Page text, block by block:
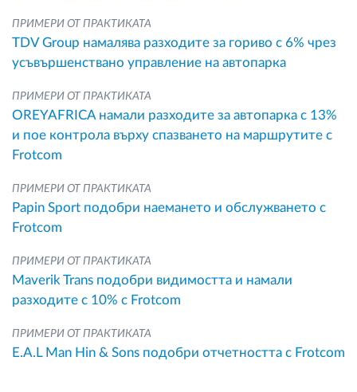
ПРИМЕРИ ОТ ПРАКТИКАТА
TDV Group намалява разходите за гориво с 6% чрез
усъвършенствано управление на автопарка
ПРИМЕРИ ОТ ПРАКТИКАТА
OREYAFRICA намали разходите за автопарка с 13%
и пое контрола върху спазването на маршрутите с
Frotcom
ПРИМЕРИ ОТ ПРАКТИКАТА
Papin Sport подобри наемането и обслужването с
Frotcom
ПРИМЕРИ ОТ ПРАКТИКАТА
Maverik Trans подобри видимостта и намали
разходите с 10% с Frotcom
ПРИМЕРИ ОТ ПРАКТИКАТА
E.A.L Man Hin & Sons подобри отчетността с Frotcom